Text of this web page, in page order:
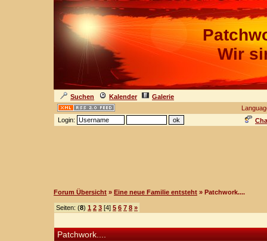
Wir
Suchen Kalender
Galerie
Login:
Forum Übersicht » Eine neue Familie entsteht » Patchwork....
Seiten: (8) 1 2 3 [4] 5 6 7 8 »
Patchwork....